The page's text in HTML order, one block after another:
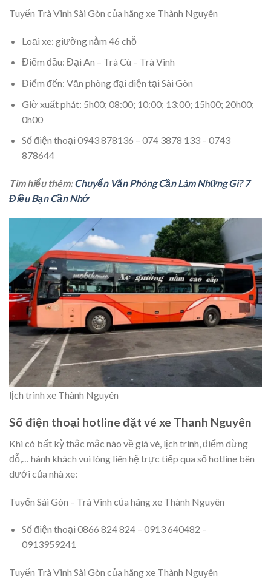
Tuyến Trà Vinh Sài Gòn của hãng xe Thành Nguyên
Loại xe: giường nằm 46 chỗ
Điểm đầu: Đại An – Trà Cú – Trà Vinh
Điểm đến: Văn phòng đại diện tại Sài Gòn
Giờ xuất phát: 5h00; 08:00; 10:00; 13:00; 15h00; 20h00;
0h00
Số điện thoại 0943 878136 – 074 3878 133 – 0743
878644
Tìm hiểu thêm:Chuyển Văn Phòng Cần Làm Những Gì? 7
Điều Bạn Cần Nhớ
lịch trình xe Thành Nguyên
Số điện thoại hotline đặt vé xe Thanh Nguyên
Khi có bất kỳ thắc mắc nào về giá vé, lịch trình, điểm dừng
đỗ,… hành khách vui lòng liên hệ trực tiếp qua số hotline bên
dưới của nhà xe:
Tuyến Sài Gòn – Trà Vinh của hãng xe Thành Nguyên
Số điện thoại 0866 824 824 – 0913 640482 –
0913959241
Tuyến Trà Vinh Sài Gòn của hãng xe Thành Nguyên